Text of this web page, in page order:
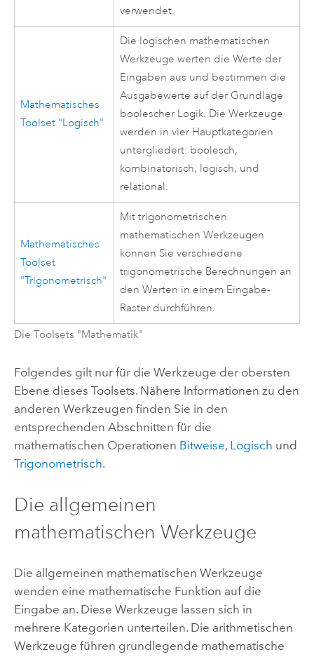
verwendet.
Mathematisches
Toolset "Logisch"
Die logischen mathematischen
Werkzeuge werten die Werte der
Eingaben aus und bestimmen die
Ausgabewerte auf der Grundlage
boolescher Logik. Die Werkzeuge
werden in vier Hauptkategorien
untergliedert: boolesch,
kombinatorisch, logisch, und
relational.
Mathematisches
Toolset
"Trigonometrisch"
Mit trigonometrischen
mathematischen Werkzeugen
können Sie verschiedene
trigonometrische Berechnungen an
den Werten in einem Eingabe-
Raster durchführen.
Die Toolsets "Mathematik"
Folgendes gilt nur für die Werkzeuge der obersten
Ebene dieses Toolsets. Nähere Informationen zu den
anderen Werkzeugen finden Sie in den
entsprechenden Abschnitten für die
mathematischen Operationen Bitweise, Logisch und
Trigonometrisch.
Die allgemeinen
mathematischen Werkzeuge
Die allgemeinen mathematischen Werkzeuge
wenden eine mathematische Funktion auf die
Eingabe an. Diese Werkzeuge lassen sich in
mehrere Kategorien unterteilen. Die arithmetischen
Werkzeuge führen grundlegende mathematische